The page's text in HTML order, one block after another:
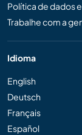
Política de dados
Trabalhe com a
Idioma
English
Deutsch
Français
Español